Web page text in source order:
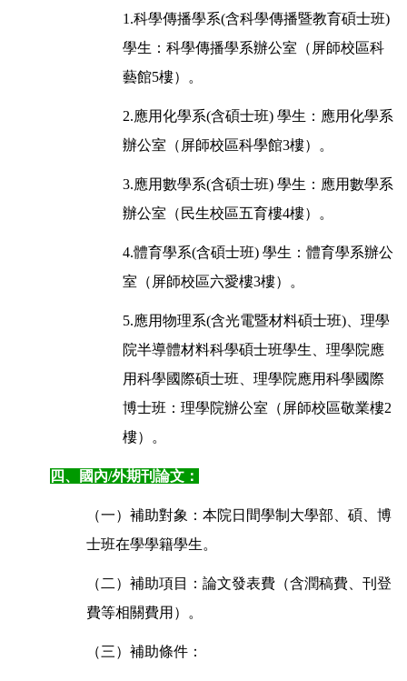
1.科學傳播學系(含科學傳播暨教育碩士班)
學生：科學傳播學系辦公室（屏師校區科
藝館5樓）。
2.應用化學系(含碩士班) 學生：應用化學系
辦公室（屏師校區科學館3樓）。
3.應用數學系(含碩士班) 學生：應用數學系
辦公室（民生校區五育樓4樓）。
4.體育學系(含碩士班) 學生：體育學系辦公
室（屏師校區六愛樓3樓）。
5.應用物理系(含光電暨材料碩士班)、理學
院半導體材料科學碩士班學生、理學院應
用科學國際碩士班、理學院應用科學國際
博士班：理學院辦公室（屏師校區敬業樓2
樓）。
四、國內/外期刊論文：
（一）補助對象：本院日間學制大學部、碩、博
士班在學學籍學生。
（二）補助項目：論文發表費（含潤稿費、刊登
費等相關費用）。
（三）補助條件：